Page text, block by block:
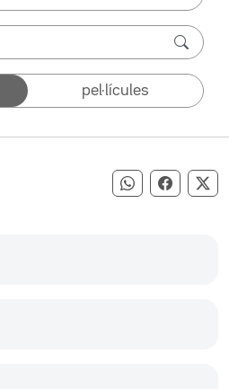
pel·lícules
Compartir